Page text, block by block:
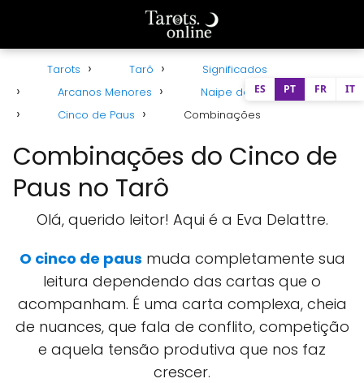
Tarots Tarô
Significados
Arcanos Menores
Naipe de Paus
Cinco de Paus
Combinações
Combinações do Cinco de
Paus no Tarô
Olá, querido leitor! Aqui é a Eva Delattre.
O cinco de paus muda completamente sua
leitura dependendo das cartas que o
acompanham. É uma carta complexa, cheia
de nuances, que fala de conflito, competição
e aquela tensão produtiva que nos faz
crescer.
ES PT FR IT